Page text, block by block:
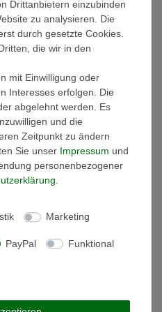
Drittanbietern einzubinden
zu analysieren. Die
durch gesetzte Cookies.
die wir in den
mit Einwilligung oder
Interesses erfolgen. Die
abgelehnt werden. Es
und die
Zeitpunkt zu ändern
Sie unser Impressum und
personenbezogener
Marketing
PayPal Funktional